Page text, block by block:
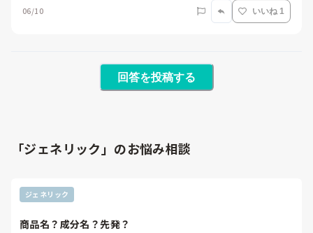
06/10 いいね 1
回答を投稿する
「ジェネリック」のお悩み相談
ジェネリック
商品名？成分名？先発？